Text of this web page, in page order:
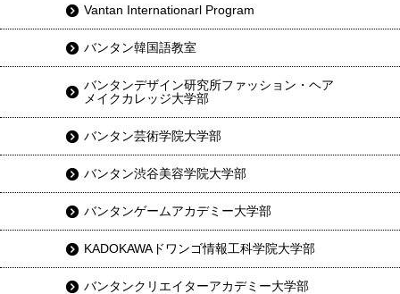
Vantan Internationarl Program
バンタン韓国語教室
バンタンデザイン研究所ファッション・ヘア
メイクカレッジ大学部
バンタン芸術学院大学部
バンタン渋谷美容学院大学部
バンタンゲームアカデミー大学部
KADOKAWAドワンゴ情報工科学院大学部
バンタンクリエイターアカデミー大学部